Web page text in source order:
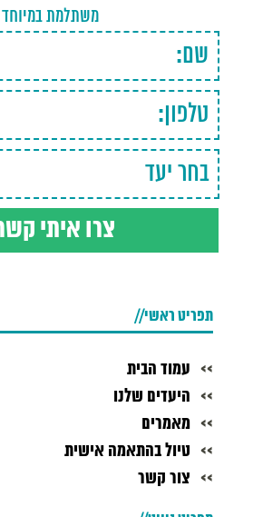
משתלמת במיוחד
תפריט ראשי
עמוד הבית
היעדים שלנו
מאמרים
טיול בהתאמה אישית
צור קשר